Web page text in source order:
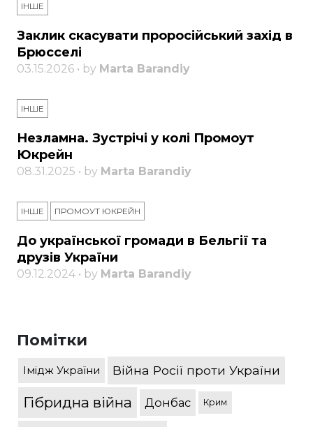
ІНШЕ
Заклик скасувати проросійський захід в
Брюсселі
03.15.2026 • by Marta Barandiy
ІНШЕ
Незламна. Зустрічі у колі Промоут
Юкрейн
08.31.2025 • by Marta Barandiy
ІНШЕ ПРОМОУТ ЮКРЕЙН
До української громади в Бельгії та
друзів України
09.12.2024 • by Marta Barandiy
Помітки
Імідж України Війна Росії проти України
Гібридна війна Донбас Крим